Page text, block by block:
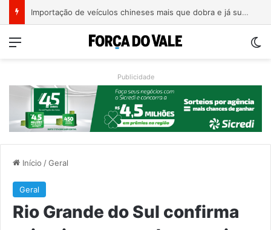
Importação de veículos chineses mais que dobra e já supera metade das compras externas do Brasil
Menu
Publicidade
Início /Geral
Geral
Rio Grande do Sul confirma